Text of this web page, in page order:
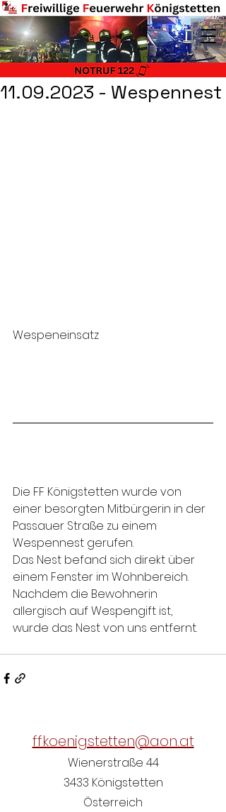
11.09.2023 - Wespennest
Wespeneinsatz
Die FF Königstetten wurde von
einer besorgten Mitbürgerin in der
Passauer Straße zu einem
Wespennest gerufen.
Das Nest befand sich direkt über
einem Fenster im Wohnbereich.
Nachdem die Bewohnerin
allergisch auf Wespengift ist,
wurde das Nest von uns entfernt.
ffkoenigstetten@aon.at
Wienerstraße 44
3433 Königstetten
Österreich